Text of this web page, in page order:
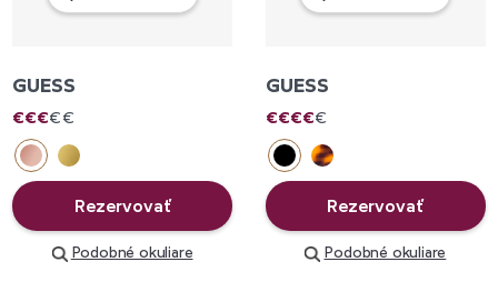
GUESS
€€€€€
Rezervovať
Podobné okuliare
GUESS
€€€€€
Rezervovať
Podobné okuliare